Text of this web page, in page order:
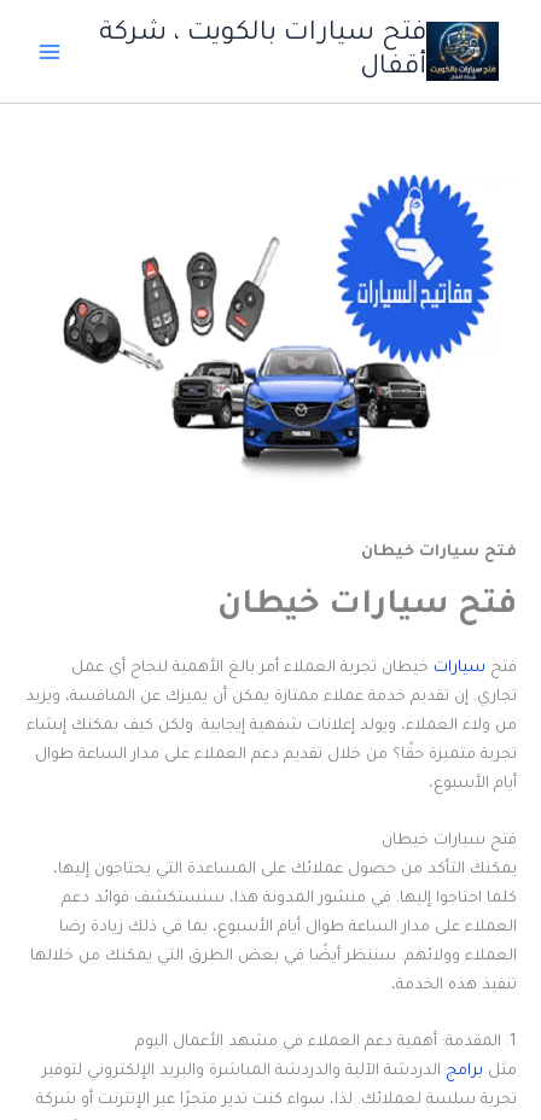
المحتوى
فتح سيارات بالكويت ، شركة
أقفال
فتح سيارات خيطان
فتح سيارات خيطان
فتح سيارات خيطان تجربة العملاء أمر بالغ الأهمية لنجاح أي عمل
تجاري. إن تقديم خدمة عملاء ممتازة يمكن أن يميزك عن المنافسة، ويزيد
من ولاء العملاء، ويولد إعلانات شفهية إيجابية. ولكن كيف يمكنك إنشاء
تجربة متميزة حقًا؟ من خلال تقديم دعم العملاء على مدار الساعة طوال
أيام الأسبوع،
فتح سيارات خيطان
يمكنك التأكد من حصول عملائك على المساعدة التي يحتاجون إليها،
كلما احتاجوا إليها. في منشور المدونة هذا، سنستكشف فوائد دعم
العملاء على مدار الساعة طوال أيام الأسبوع، بما في ذلك زيادة رضا
العملاء وولائهم. سننظر أيضًا في بعض الطرق التي يمكنك من خلالها
تنفيذ هذه الخدمة،
1. المقدمة: أهمية دعم العملاء في مشهد الأعمال اليوم
مثل برامج الدردشة الآلية والدردشة المباشرة والبريد الإلكتروني لتوفير
تجربة سلسة لعملائك. لذا، سواء كنت تدير متجرًا عبر الإنترنت أو شركة